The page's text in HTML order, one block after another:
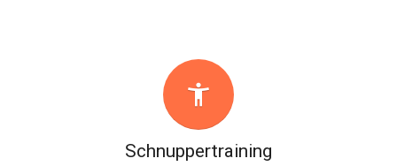
accessibility_new
Schnuppertraining